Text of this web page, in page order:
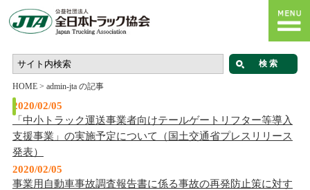
HOME> admin-jta の記事
2020/02/05
「中小トラック運送事業者向けテールゲートリフター等導入
支援事業」の実施予定について（国土交通省プレスリリース
発表）
2020/02/05
事業用自動車事故調査報告書に係る事故の再発防止策に対す